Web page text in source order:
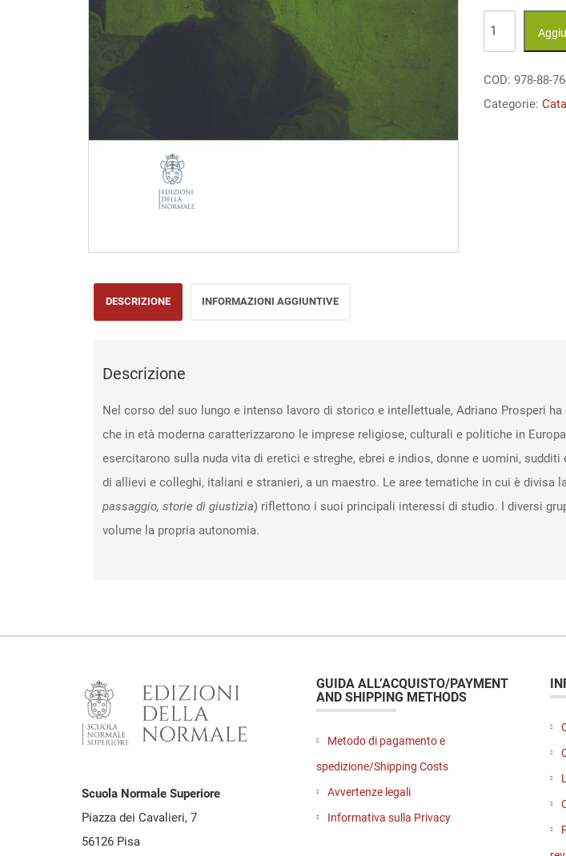
COD: 978-88-
Categorie:
DESCRIZIONE INFORMAZIONI AGGIUNTIVE
Descrizione
Nel corso del suo lungo e intenso lavoro di storico e intellettuale, Adriano Prosperi
che in età moderna caratterizzarono le imprese religiose, culturali e politiche in
esercitarono sulla nuda vita di eretici e streghe, ebrei e indios, donne e uomini,
di allievi e colleghi, italiani e stranieri, a un maestro. Le aree tematiche in cui è divisa
passaggio, storie di giustizia) riflettono i suoi principali interessi di studio. I diversi
volume la propria autonomia.
Scuola Normale Superiore
Piazza dei Cavalieri, 7
56126 Pisa
GUIDA ALL’ACQUISTO/PAYMENT
AND SHIPPING METHODS
Metodo di pagamento e
spedizione/Shipping Costs
Avvertenze legali
Informativa sulla Privacy